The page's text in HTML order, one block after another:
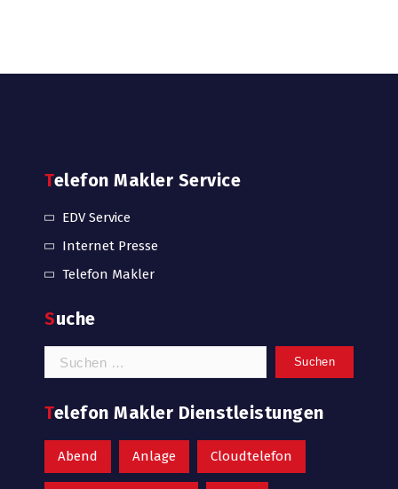
Telefon Makler Service
EDV Service
Internet Presse
Telefon Makler
Suche
Suchen
nach:
Telefon Makler Dienstleistungen
Abend Anlage Cloudtelefon